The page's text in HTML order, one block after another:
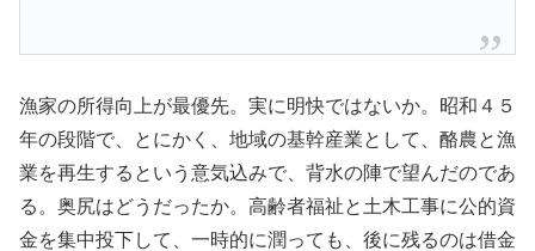
漁家の所得向上が最優先。実に明快ではないか。昭和４５
年の段階で、とにかく、地域の基幹産業として、酪農と漁
業を再生するという意気込みで、背水の陣で望んだのであ
る。奥尻はどうだったか。高齢者福祉と土木工事に公的資
金を集中投下して、一時的に潤っても、後に残るのは借金